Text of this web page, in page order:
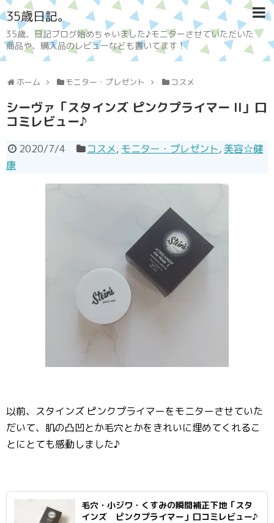
35歳日記。
35歳、日記ブログ始めちゃいました♪モニターさせていただいた
商品や、購入品のレビューなども書いてます！
ホーム モニター・プレゼント コスメ
シーヴァ「スタインズ ピンクプライマー II」口
コミレビュー♪
2020/7/4 コスメ, モニター・プレゼント, 美容☆健
康
以前、スタインズ ピンクプライマーをモニターさせていた
だいて、肌の凸凹とか毛穴とかをきれいに埋めてくれるこ
とにとても感動しました♪
毛穴・小ジワ・くすみの瞬間補正下地「スタ
インズ ピンクプライマー」口コミレビュー♪